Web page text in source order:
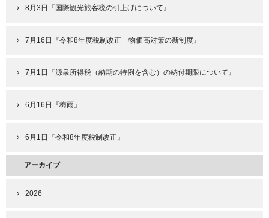
8月3日『国際観光旅客税の引上げについて』
7月16日『令和8年度税制改正 物価高対策の新制度』
7月1日『源泉所得税（納期の特例を含む）の納付期限について』
6月16日『梅雨』
6月1日『令和8年度税制改正』
アーカイブ
2026